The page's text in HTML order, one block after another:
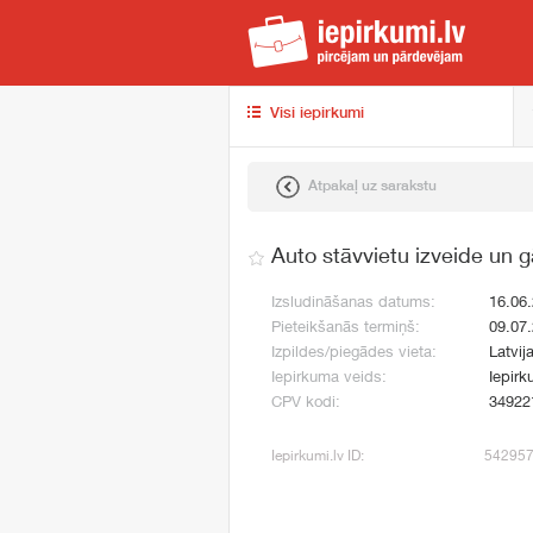
Visi iepirkumi
Atpakaļ uz sarakstu
Auto stāvvietu izveide un
Izsludināšanas datums:
Pieteikšanās termiņš:
Izpildes/piegādes vieta:
Iepirkuma veids:
CPV kodi:
Iepirkumi.lv ID: